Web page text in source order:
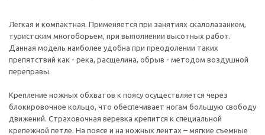
Легкая и компактная. Применяется при занятиях скалолазанием,
туристским многоборьем, при выполнении высотных работ.
Данная модель наиболее удобна при преодолении таких
препятствий как - река, расщелина, обрыв - методом воздушной
переправы.
Крепление ножных обхватов к поясу осуществляется через
блокировочное кольцо, что обеспечивает ногам большую свободу
движений. Страховочная веревка крепится к специальной
крепежной петле. На поясе и на ножных лентах – мягкие съемные